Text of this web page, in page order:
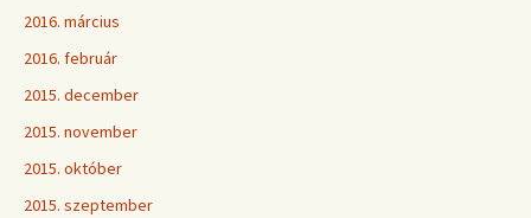
2016. március
2016. február
2015. december
2015. november
2015. október
2015. szeptember